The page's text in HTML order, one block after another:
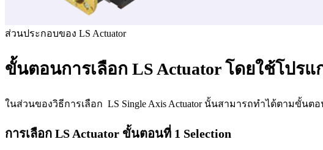
ส่วนประกอบของ LS Actuator
ขั้นตอนการเลือก LS Actuator โดยใช้โปร
ในส่วนของวิธีการเลือก LS Single Axis Actuator นั้นสามารถทำได้ตามขั้นต
การเลือก LS Actuator ขั้นตอนที่ 1 Selection